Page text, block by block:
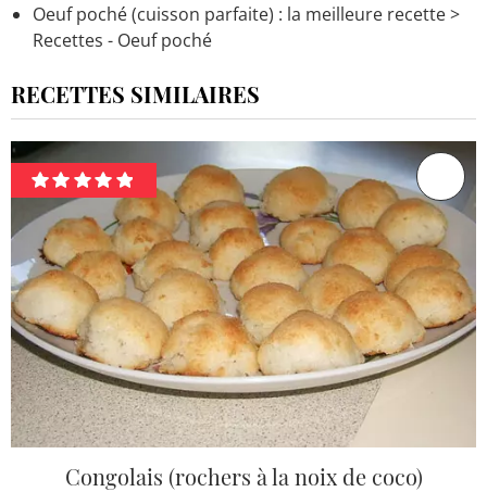
Oeuf poché (cuisson parfaite) : la meilleure recette>
Recettes - Oeuf poché
RECETTES SIMILAIRES
Congolais (rochers à la noix de coco)